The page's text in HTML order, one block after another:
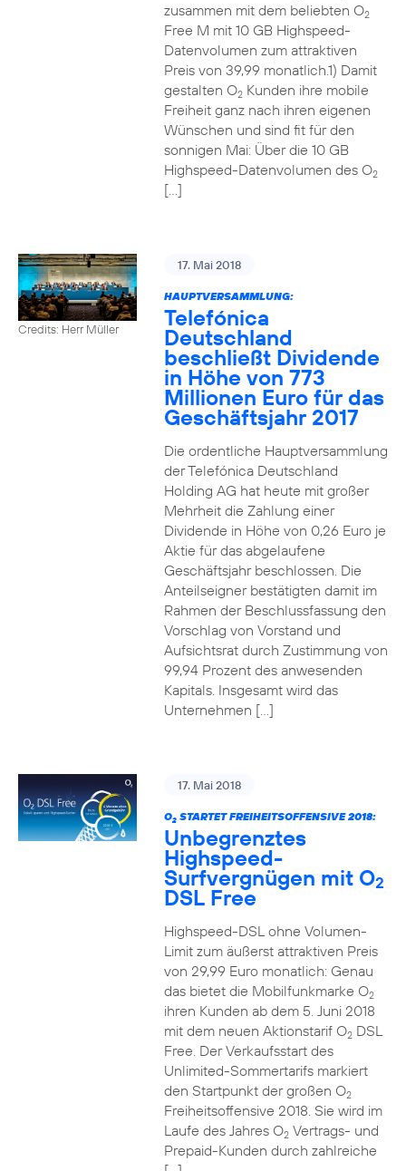
zusammen mit dem beliebten O2
Free M mit 10 GB Highspeed-
Datenvolumen zum attraktiven
Preis von 39,99 monatlich.1) Damit
gestalten O2Kunden ihre mobile
Freiheit ganz nach ihren eigenen
Wünschen und sind fit für den
sonnigen Mai: Über die 10 GB
Highspeed-Datenvolumen des O2
[…]
Credits: Herr Müller
17. Mai 2018
HAUPTVERSAMMLUNG:
Telefónica
Deutschland
beschließt Dividende
in Höhe von 773
Millionen Euro für das
Geschäftsjahr 2017
Die ordentliche Hauptversammlung
der Telefónica Deutschland
Holding AG hat heute mit großer
Mehrheit die Zahlung einer
Dividende in Höhe von 0,26 Euro je
Aktie für das abgelaufene
Geschäftsjahr beschlossen. Die
Anteilseigner bestätigten damit im
Rahmen der Beschlussfassung den
Vorschlag von Vorstand und
Aufsichtsrat durch Zustimmung von
99,94 Prozent des anwesenden
Kapitals. Insgesamt wird das
Unternehmen […]
17. Mai 2018
O2STARTET FREIHEITSOFFENSIVE 2018:
Unbegrenztes
Highspeed-
Surfvergnügen mit O2
DSL Free
Highspeed-DSL ohne Volumen-
Limit zum äußerst attraktiven Preis
von 29,99 Euro monatlich: Genau
das bietet die Mobilfunkmarke O2
ihren Kunden ab dem 5. Juni 2018
mit dem neuen Aktionstarif O2DSL
Free. Der Verkaufsstart des
Unlimited-Sommertarifs markiert
den Startpunkt der großen O2
Freiheitsoffensive 2018. Sie wird im
Laufe des Jahres O2Vertrags- und
Prepaid-Kunden durch zahlreiche